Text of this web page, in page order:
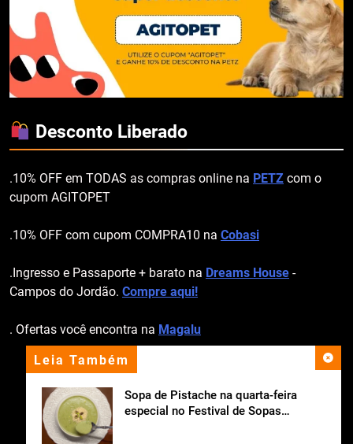
Leia Também
Sopa de Pistache na quarta-feira
especial no Festival de Sopas
Desconto Liberado
.10% OFF em TODAS as compras online na PETZ com o
cupom AGITOPET
.10% OFF com cupom COMPRA10 na Cobasi
.Ingresso e Passaporte + barato na Dreams House -
Campos do Jordão. Compre aqui!
. Ofertas você encontra na Magalu
apoio institucional